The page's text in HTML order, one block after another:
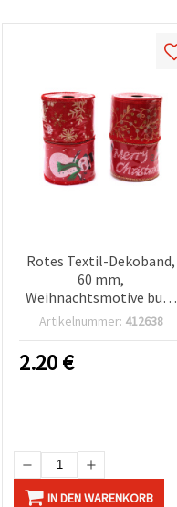
Impressum
Alle
akzeptieren
Cookie-
Einstellungen
Rotes Textil-Dekoband,
60 mm,
Weihnachtsmotive bunt
gemischt – 2,7 m
Artikelnummer: 412638
2.20€
IN DEN WARENKORB